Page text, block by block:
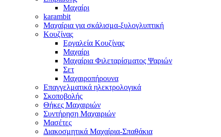
Μαχαίρι
karambit
Μαχαίρια για σκάλισμα-ξυλογλυπτική
Κουζίνας
Εργαλεία Κουζίνας
Μαχαίρι
Μαχαίρια Φιλεταρίσματος Ψαριών
Σετ
Μαχαιροπήρουνα
Επαγγελματικά ηλεκτρολογικά
Σκοποβολής
Θήκες Μαχαιριών
Συντήρηση Μαχαιριών
Μασέτες
Διακοσμητικά Μαχαίρια-Σπαθάκια